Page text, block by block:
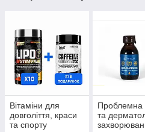
Вітаміни для
довголіття, краси
та спорту
Проблемна
та